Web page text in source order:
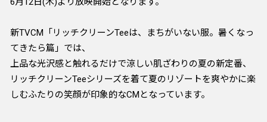
新TVCM「リッチクリーンTeeは、まちがいない服。暑くなっ
てきたら篇」では、
上品な光沢感と触れるだけで涼しい肌ざわりの夏の新定番、
リッチクリーンTeeシリーズを着て夏のリゾートを爽やかに楽
しむふたりの笑顔が印象的なCMとなっています。